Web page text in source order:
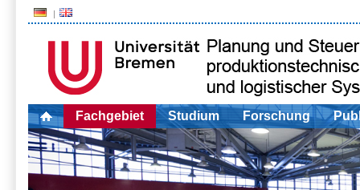
Fachgebiet Studium Forschung